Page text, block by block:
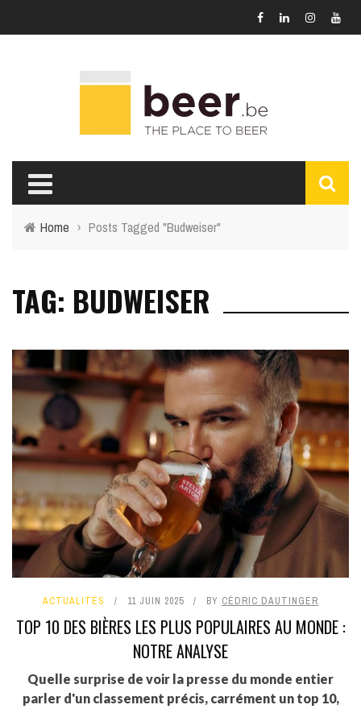
Home › Posts Tagged "Budweiser"
TAG: BUDWEISER
ACTUALITÉS 11 JUIN 2025 BY CÉDRIC DAUTINGER
TOP 10 DES BIÈRES LES PLUS POPULAIRES AU MONDE :
NOTRE ANALYSE
Quelle surprise de voir la presse du monde entier
parler d'un classement précis, carrément un top 10,